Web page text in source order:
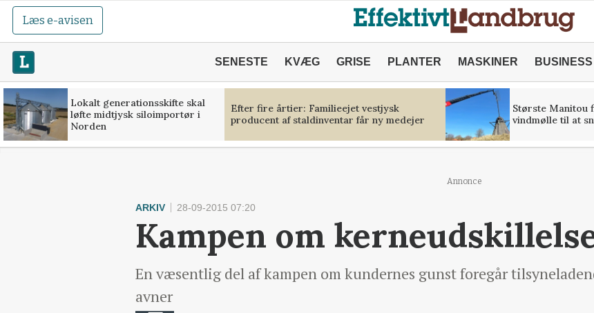
Læs e-avisen
SENESTE KVÆG GRISE PLANTER MASKINER BUSINESS
Lokalt generationsskifte skal
løfte midtjysk siloimportør i
Norden
Efter fire årtier: Familieejet vestjysk
producent af staldinventar får ny medejer
Største Manitou
vindmølle til at
Annonce
ARKIV 28-09-2015 07:20
Kampen om
En væsentlig del af kampen om kundernes gunst foregår
avner